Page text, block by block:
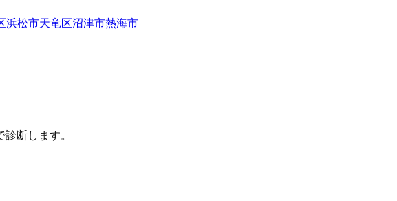
浜松市天竜区沼津市熱海市
断します。